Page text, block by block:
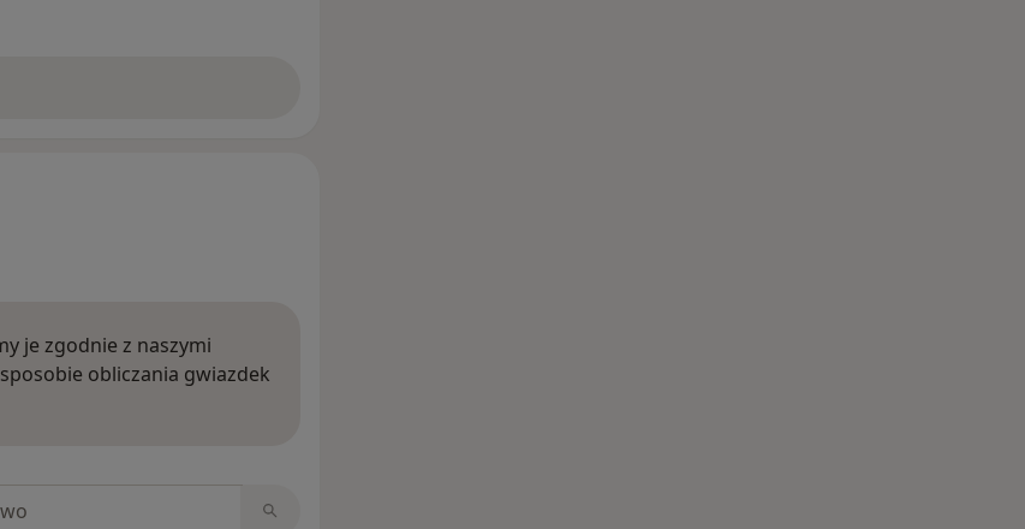
je zgodnie z naszymi
obliczania gwiazdek